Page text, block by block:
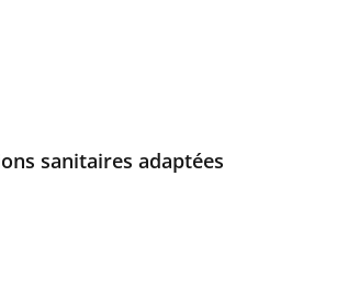
sanitaires adaptées